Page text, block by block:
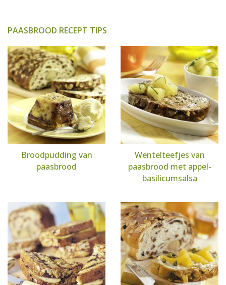
PAASBROOD RECEPT TIPS
Broodpudding van
paasbrood
Wentelteefjes van
paasbrood met appel-
basilicumsalsa